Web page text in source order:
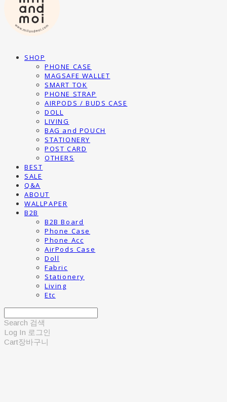
SHOP
PHONE CASE
MAGSAFE WALLET
SMART TOK
PHONE STRAP
AIRPODS / BUDS CASE
DOLL
LIVING
BAG and POUCH
STATIONERY
POST CARD
OTHERS
BEST
SALE
Q&A
ABOUT
WALLPAPER
B2B
B2B Board
Phone Case
Phone Acc
AirPods Case
Doll
Fabric
Stationery
Living
Etc
Search 검색
Log In 로그인
Cart장바구니